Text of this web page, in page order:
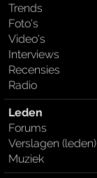
Trends
Foto's
Video's
Interviews
Recensies
Radio
Leden
Forums
Verslagen (leden)
Muziek